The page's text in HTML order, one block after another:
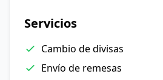
Servicios
Cambio de divisas
Envío de remesas